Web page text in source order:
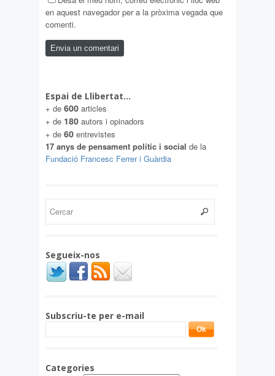
en aquest navegador per a la pròxima vegada que
comenti.
Espai de Llibertat…
+ de 600 articles
+ de 180 autors i opinadors
+ de 60 entrevistes
17 anys de pensament polític i social de la
Fundació Francesc Ferrer i Guàrdia
Segueix-nos
Subscriu-te per e-mail
Categories